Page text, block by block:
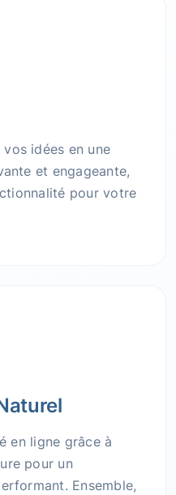
idées en une
et engageante,
pour votre
en ligne grâce à
pour un
Ensemble,